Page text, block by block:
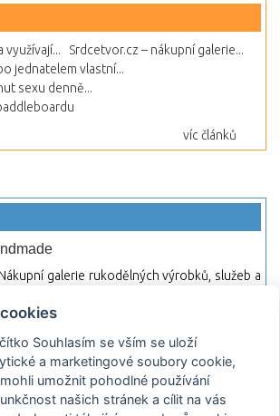
využívají...
Srdcetvor.cz – nákupní galerie...
jednatelem vlastní...
sexu denně...
víc článků
Nákupní galerie rukodělných výrobků, služeb a
začít prodávat nebo jen nakupovat.
Hledej-hosting.cz - webhosting, VPS
Přehled webhostingových, multihosting a VPS
hosting programů s možností jejich
Souhlasím se vším se uloží
a marketingové soubory cookie,
umožnit pohodlné používání
našich stránek a cílit na vás